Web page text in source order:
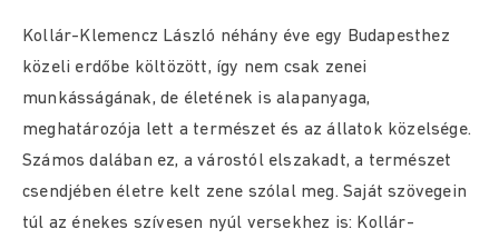
Kollár-Klemencz László néhány éve egy Budapesthez
közeli erdőbe költözött, így nem csak zenei
munkásságának, de életének is alapanyaga,
meghatározója lett a természet és az állatok közelsége.
Számos dalában ez, a várostól elszakadt, a természet
csendjében életre kelt zene szólal meg. Saját szövegein
túl az énekes szívesen nyúl versekhez is: Kollár-